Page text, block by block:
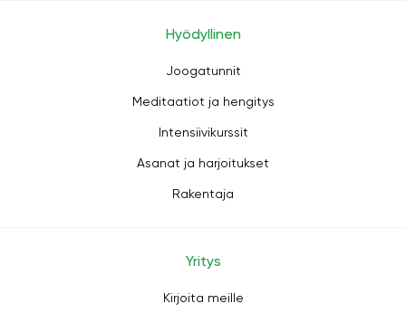
Hyödyllinen
Joogatunnit
Meditaatiot ja hengitys
Intensiivikurssit
Asanat ja harjoitukset
Rakentaja
Yritys
Kirjoita meille